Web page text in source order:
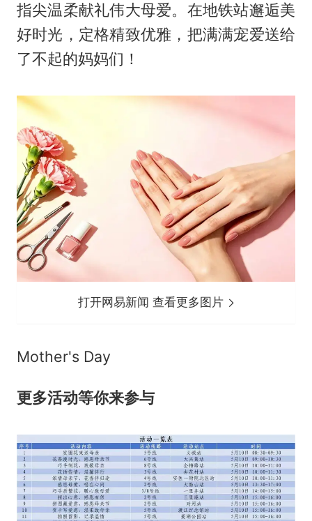
指尖温柔献礼伟大母爱。在地铁站邂逅美
好时光，定格精致优雅，把满满宠爱送给
了不起的妈妈们！
打开网易新闻 查看更多图片
Mother's Day
更多活动等你来参与